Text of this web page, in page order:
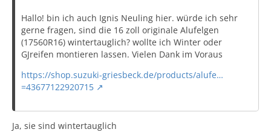
Hallo! bin ich auch Ignis Neuling hier. würde ich sehr
gerne fragen, sind die 16 zoll originale Alufelgen
(17560R16) wintertauglich? wollte ich Winter oder
GJreifen montieren lassen. Vielen Dank im Voraus
https://shop.suzuki-griesbeck.de/products/alufe…
=43677122920715
Ja, sie sind wintertauglich